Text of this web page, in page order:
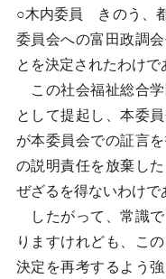
○木内委員 きのう、
委員会への富田政調
とを決定されたわけで
この社会福祉総合学
として提起し、本委
が本委員会での証言
の説明責任を放棄し
ぜざるを得ないわけで
したがって、常識で
りますけれども、こ
決定を再考するよう